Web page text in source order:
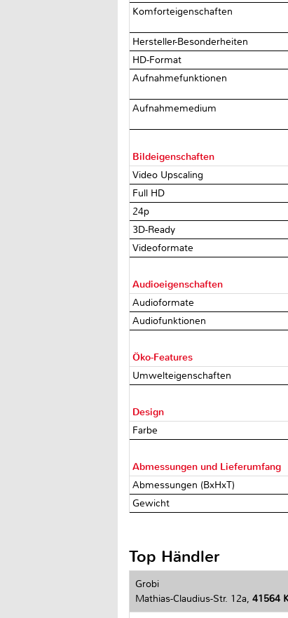
Komforteigenschaften
Hersteller-Besonderheiten
HD-Format
Aufnahmefunktionen
Aufnahmemedium
Bildeigenschaften
Video Upscaling
Full HD
24p
3D-Ready
Videoformate
Audioeigenschaften
Audioformate
Audiofunktionen
Öko-Features
Umwelteigenschaften
Design
Farbe
Abmessungen und Lieferumfang
Abmessungen (BxHxT)
Gewicht
Top Händler
Grobi
Mathias-Claudius-Str. 12a, 41564